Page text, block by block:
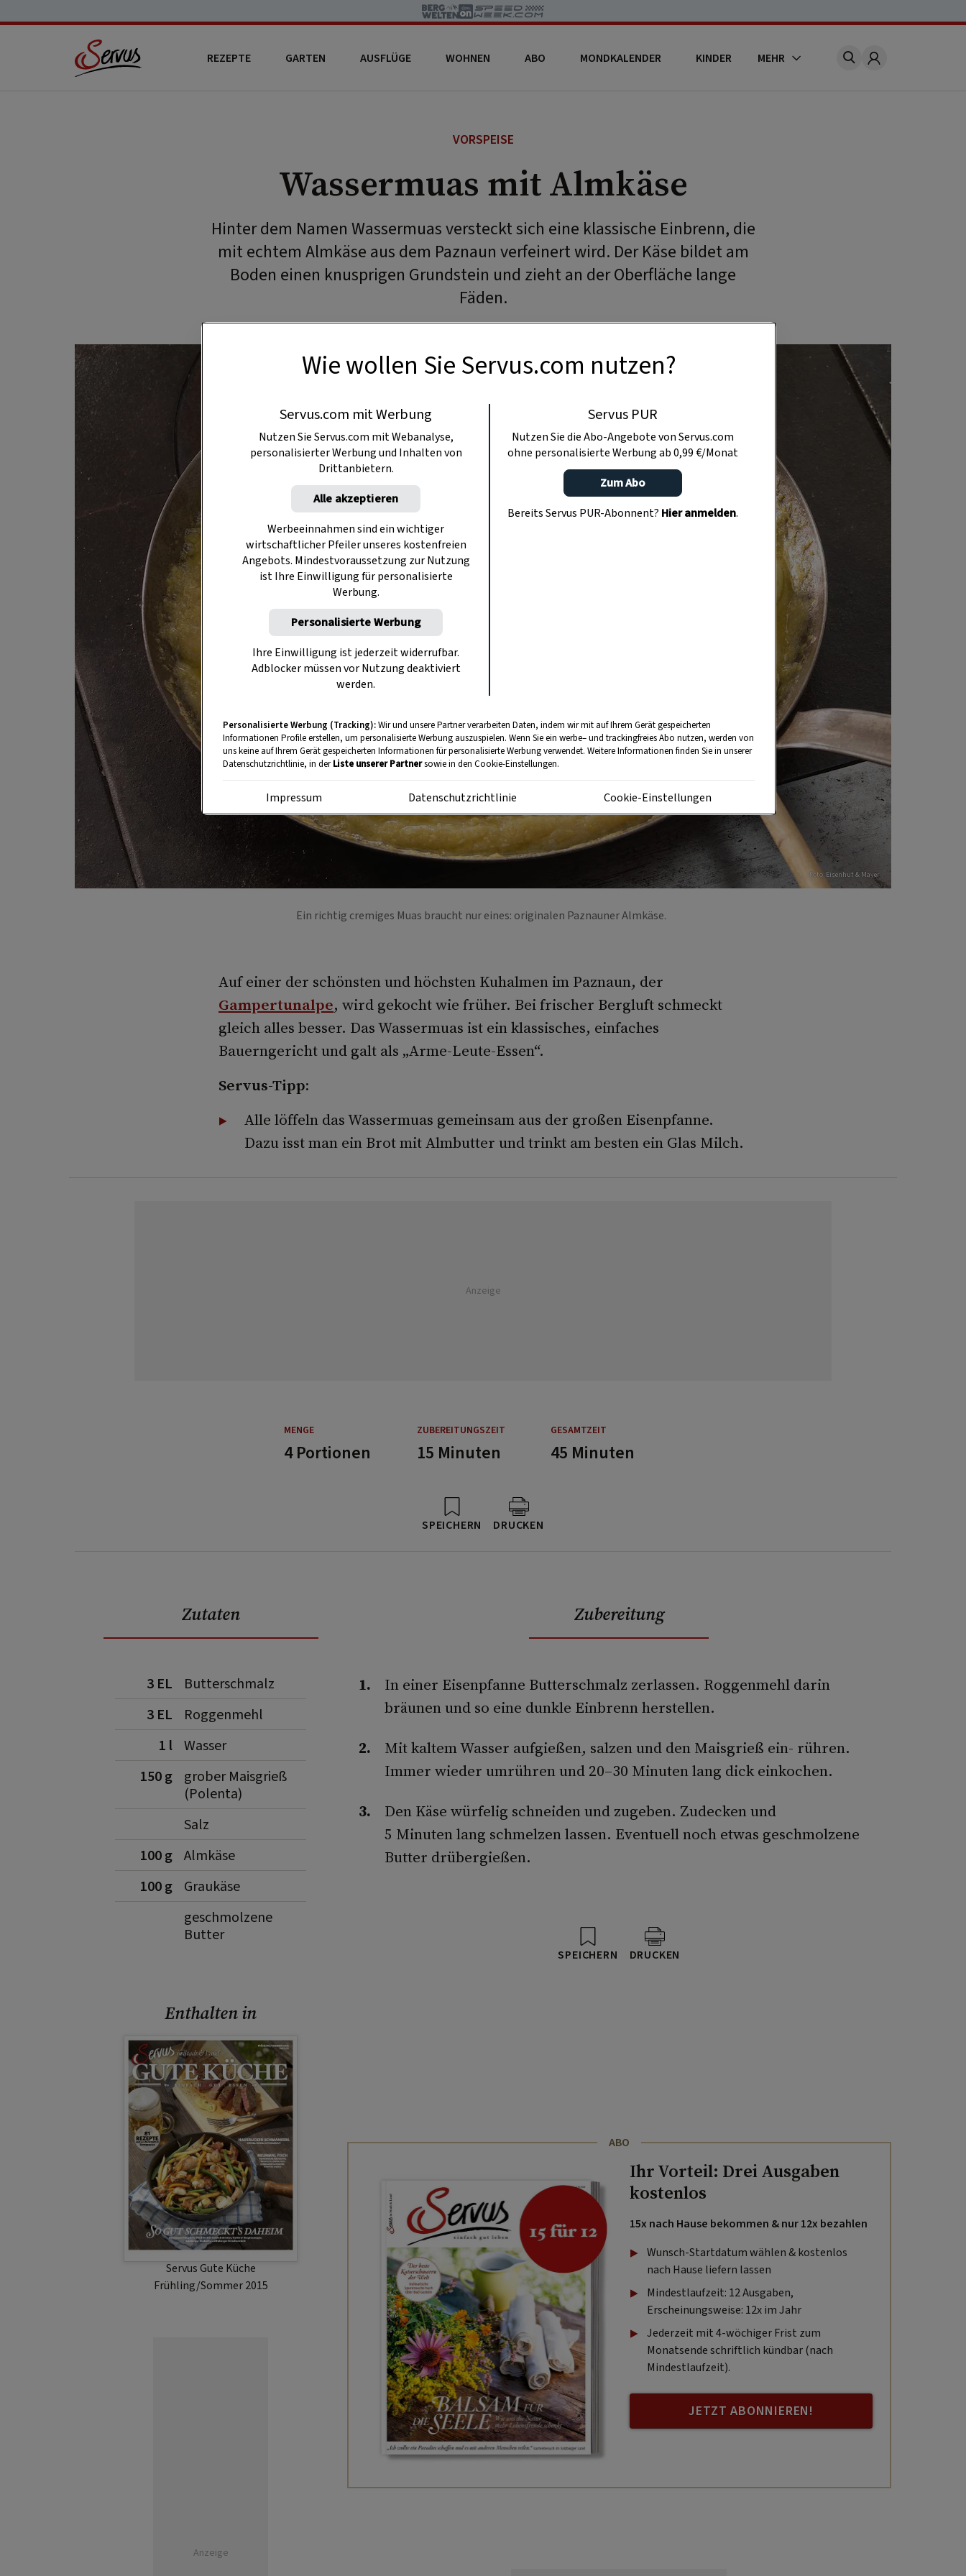
REZEPTE GARTEN AUSFLÜGE WOHNEN ABO MONDKALENDER KINDER MEHR Account
VORSPEISE
Wassermuas mit Almkäse
Hinter dem Namen Wassermuas versteckt sich eine klassische Einbrenn, die
mit echtem Almkäse aus dem Paznaun verfeinert wird. Der Käse bildet am
Boden einen knusprigen Grundstein und zieht an der Oberfläche lange
Fäden.
Foto: Eisenhut & Mayer
Ein richtig cremiges Muas braucht nur eines: originalen Paznauner Almkäse.
Auf einer der schönsten und höchsten Kuhalmen im Paznaun, der
Gampertunalpe, wird gekocht wie früher. Bei frischer Bergluft schmeckt
gleich alles besser. Das Wassermuas ist ein klassisches, einfaches
Bauerngericht und galt als „Arme-Leute-Essen“.
Servus-Tipp:
Alle löffeln das Wassermuas gemeinsam aus der großen Eisenpfanne.
Dazu isst man ein Brot mit Almbutter und trinkt am besten ein Glas Milch.
Anzeige
MENGE ZUBEREITUNGSZEIT GESAMTZEIT
4 Portionen 15 Minuten 45 Minuten
SPEICHERN DRUCKEN
Zutaten
3 EL
Butterschmalz
3 EL
Roggenmehl
1 l Wasser
150 g
grober Maisgrieß
(Polenta)
Salz
100 g Almkäse
100 g
Graukäse
geschmolzene
Butter
Enthalten in
Servus Gute Küche
Frühling/Sommer 2015
Anzeige
Zubereitung
In einer Eisenpfanne Butterschmalz zerlassen. Roggenmehl darin
bräunen und so eine dunkle Einbrenn herstellen.
Mit kaltem Wasser aufgießen, salzen und den Maisgrieß ein- rühren.
Immer wieder umrühren und 20–30 Minuten lang dick einkochen.
Den Käse würfelig schneiden und zugeben. Zudecken und
5 Minuten lang schmelzen lassen. Eventuell noch etwas geschmolzene
Butter drübergießen.
SPEICHERN DRUCKEN
ABO
Ihr Vorteil: Drei Ausgaben
kostenlos
15x nach Hause bekommen & nur 12x bezahlen
Wunsch-Startdatum wählen & kostenlos
nach Hause liefern lassen
Mindestlaufzeit: 12 Ausgaben,
Erscheinungsweise: 12x im Jahr
Jederzeit mit 4-wöchiger Frist zum
Monatsende schriftlich kündbar (nach
Mindestlaufzeit).
JETZT ABONNIEREN!
Wie wollen Sie Servus.com nutzen?
Servus.com mit Werbung
Nutzen Sie Servus.com mit Webanalyse,
personalisierter Werbung und Inhalten von
Drittanbietern.
Alle akzeptieren
Werbeeinnahmen sind ein wichtiger
wirtschaftlicher Pfeiler unseres kostenfreien
Angebots. Mindestvoraussetzung zur Nutzung
ist Ihre Einwilligung für personalisierte
Werbung.
Personalisierte Werbung
Ihre Einwilligung ist jederzeit widerrufbar.
Adblocker müssen vor Nutzung deaktiviert
werden.
Servus PUR
Nutzen Sie die Abo-Angebote von Servus.com
ohne personalisierte Werbung ab 0,99 €/Monat
Zum Abo
Bereits Servus PUR-Abonnent? Hier anmelden.
Personalisierte Werbung (Tracking):Wir und unsere Partner verarbeiten Daten, indem wir mit auf Ihrem Gerät gespeicherten
Informationen Profile erstellen, um personalisierte Werbung auszuspielen. Wenn Sie ein werbe– und trackingfreies Abo nutzen, werden von
uns keine auf Ihrem Gerät gespeicherten Informationen für personalisierte Werbung verwendet. Weitere Informationen finden Sie in unserer
Datenschutzrichtlinie, in derListe unserer Partnersowie in den Cookie-Einstellungen.
Impressum Datenschutzrichtlinie Cookie-Einstellungen